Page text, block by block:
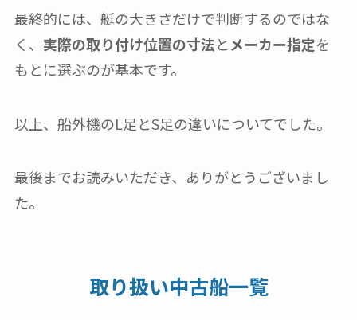
最終的には、艇の大きさだけで判断するのではな
く、 実際の取り付け位置の寸法とメーカー指定を
もとに選ぶのが基本です。
以上、船外機のL足とS足の違いについてでした。
最後までお読みいただき、ありがとうございまし
た。
取り扱い中古船一覧